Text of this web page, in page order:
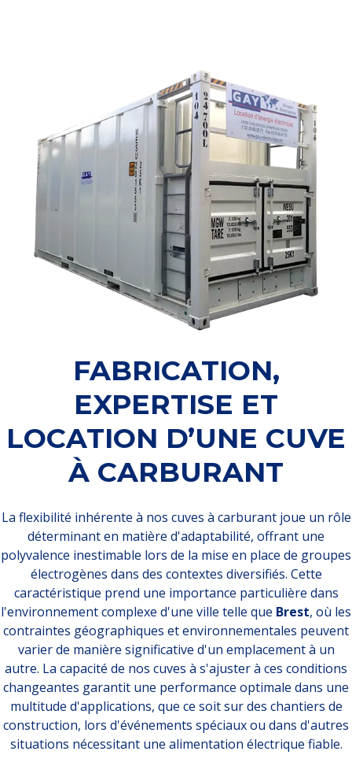
FABRICATION,
EXPERTISE ET
LOCATION D’UNE CUVE
À CARBURANT
La flexibilité inhérente à nos cuves à carburant joue un rôle
déterminant en matière d'adaptabilité, offrant une
polyvalence inestimable lors de la mise en place de groupes
électrogènes dans des contextes diversifiés. Cette
caractéristique prend une importance particulière dans
l'environnement complexe d'une ville telle que Brest, où les
contraintes géographiques et environnementales peuvent
varier de manière significative d'un emplacement à un
autre. La capacité de nos cuves à s'ajuster à ces conditions
changeantes garantit une performance optimale dans une
multitude d'applications, que ce soit sur des chantiers de
construction, lors d'événements spéciaux ou dans d'autres
situations nécessitant une alimentation électrique fiable.